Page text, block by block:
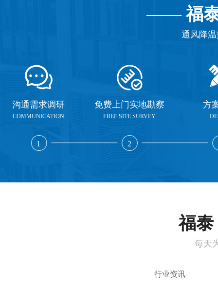
——福
通风降
沟通需求调研
COMMUNICATION
1
免费上门实地勘察
FREE SITE SURVEY
2
方
福泰
每天
行业资讯